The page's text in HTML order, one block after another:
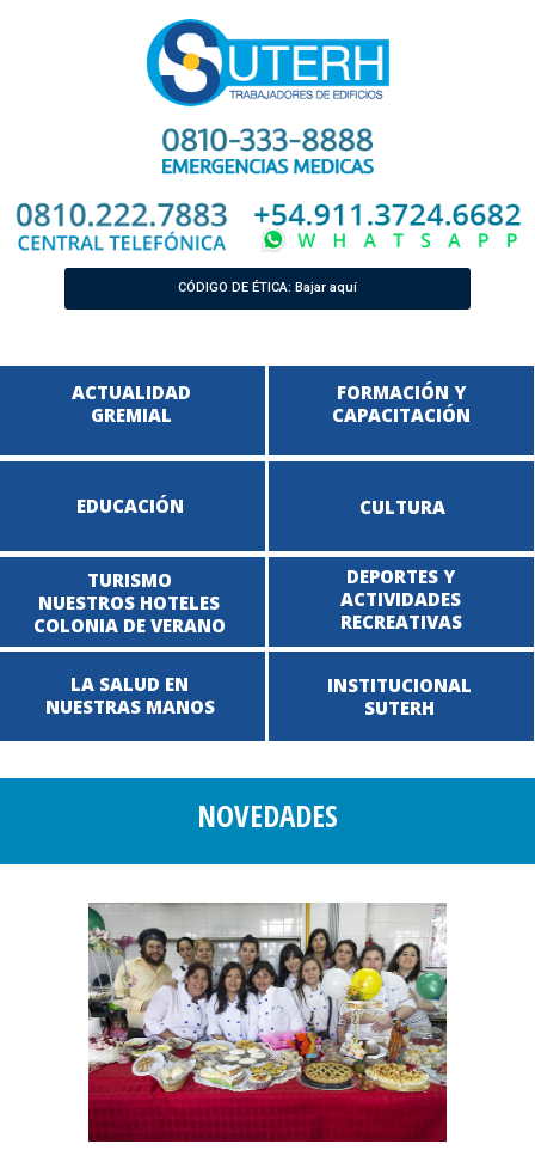
CÓDIGO DE ÉTICA: Bajar aquí
ACTUALIDAD
GREMIAL
EDUCACIÓN CULTURA
TURISMO
NUESTROS HOTELES
COLONIA DE VERANO
DEPORTES Y
ACTIVIDADES
RECREATIVAS
LA SALUD EN
NUESTRAS MANOS
INSTITUCIONAL
SUTERH
FORMACIÓN Y
CAPACITACIÓN
NOVEDADES